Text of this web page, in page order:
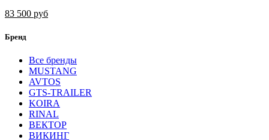
83 500 руб
Бренд
Все бренды
MUSTANG
AVTOS
GTS-TRAILER
KOIRA
RINAL
ВЕКТОР
ВИКИНГ